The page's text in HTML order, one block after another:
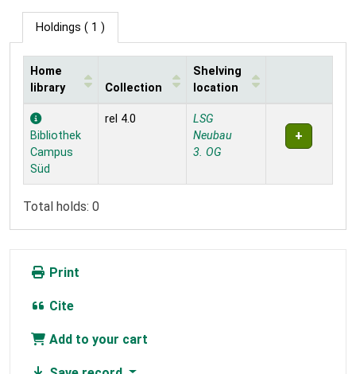
Holdings ( 1 )
Holdings
Home
library
Collection
Shelving
location
Bibliothek
Campus
Süd
rel 4.0
LSG
Neubau
3. OG
Total holds: 0
Print
Cite
Add to your cart